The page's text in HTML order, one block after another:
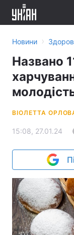
Новини ›
Названо
ВІОЛЕТТА
15:08, 27.01.24